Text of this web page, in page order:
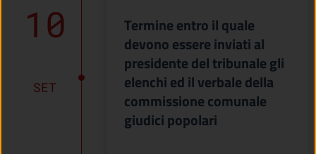
10
SET
Termine entro il quale
devono essere inviati al
presidente del tribunale gli
elenchi ed il verbale della
commissione comunale
giudici popolari